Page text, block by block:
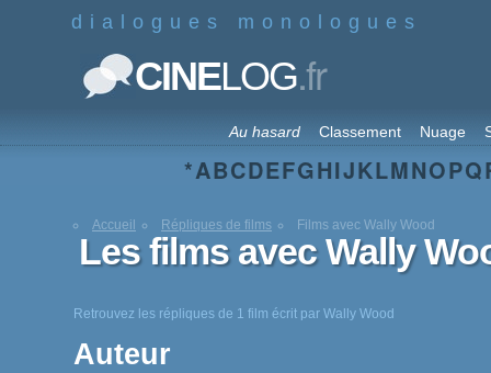
dialogues monologues
CINELOG.fr
Au hasard Classement Nuage
*ABCDEFGHIJKLMNOPQ
Accueil Répliques de films Films avec Wally Wood
Les films avec Wally
Retrouvez les répliques de 1 film écrit par Wally Wood
Auteur